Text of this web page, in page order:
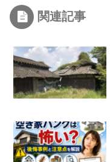
関連記事